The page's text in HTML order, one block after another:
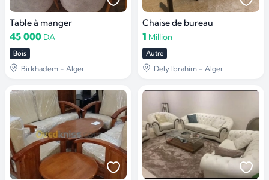
Table à manger
45 000 DA
Bois
Birkhadem - Alger
Chaise de bureau
1 Million
Autre
Dely Ibrahim - Alger